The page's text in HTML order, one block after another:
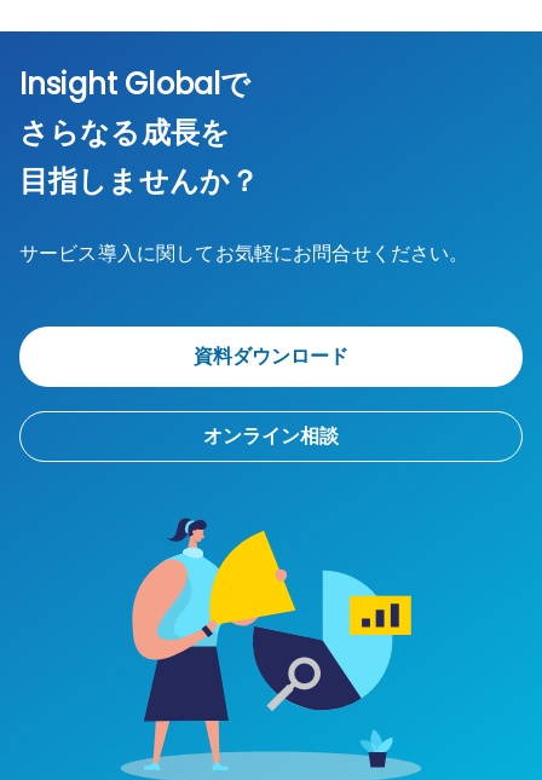
Insight Globalで
さらなる成長を
目指しませんか？
サービス導入に関してお気軽にお問合せください。
資料ダウンロード
オンライン相談